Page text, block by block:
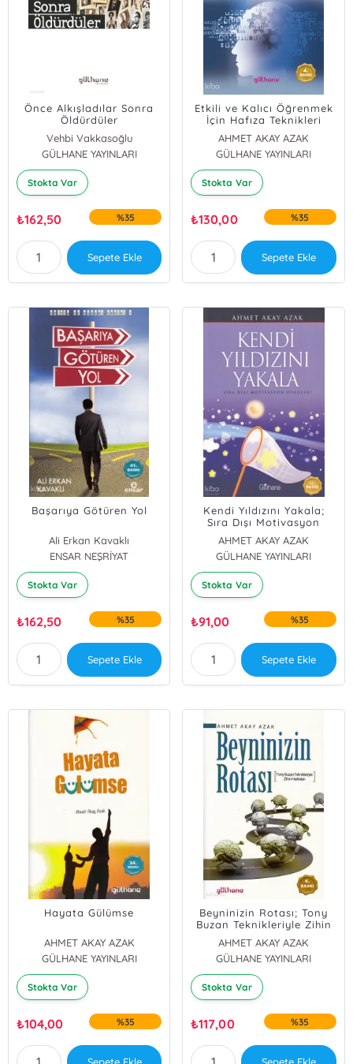
Önce Alkışladılar Sonra
Öldürdüler
Vehbi Vakkasoğlu
GÜLHANE YAYINLARI
Stokta Var
₺162,50 %35
Sepete Ekle
Etkili ve Kalıcı Öğrenmek
İçin Hafıza Teknikleri
AHMET AKAY AZAK
GÜLHANE YAYINLARI
Stokta Var
₺130,00 %35
Sepete Ekle
Başarıya Götüren Yol
Ali Erkan Kavaklı
ENSAR NEŞRİYAT
Stokta Var
₺162,50 %35
Sepete Ekle
Kendi Yıldızını Yakala;
Sıra Dışı Motivasyon
AHMET AKAY AZAK
GÜLHANE YAYINLARI
Stokta Var
₺91,00 %35
Sepete Ekle
Hayata Gülümse
AHMET AKAY AZAK
GÜLHANE YAYINLARI
Stokta Var
₺104,00 %35
Beyninizin Rotası; Tony
Buzan Teknikleriyle Zihin
AHMET AKAY AZAK
GÜLHANE YAYINLARI
Stokta Var
₺117,00 %35